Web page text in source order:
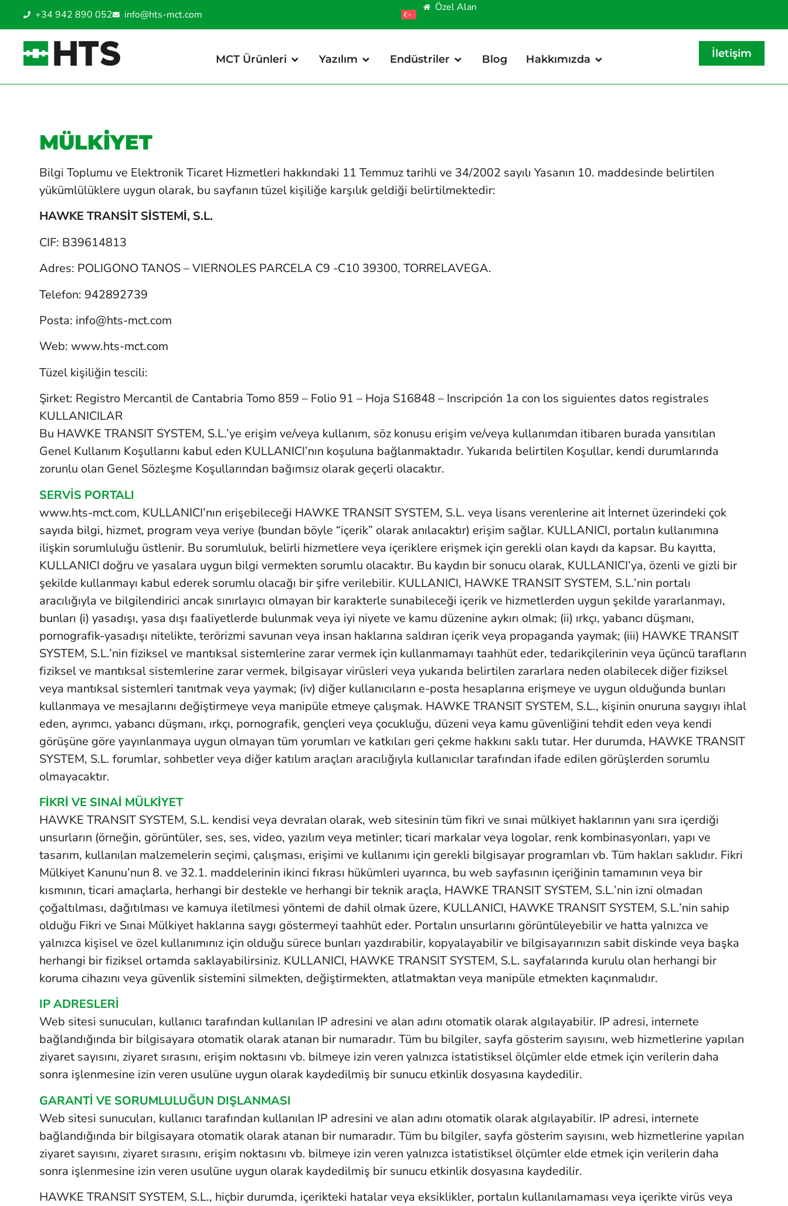
+34 942 890 052 info@hts-mct.com
Özel Alan
MCT Ürünleri Yazılım Endüstriler Blog Hakkımızda İletişim
MÜLKİYET
Bilgi Toplumu ve Elektronik Ticaret Hizmetleri hakkındaki 11 Temmuz tarihli ve 34/2002 sayılı Yasanın 10. maddesinde belirtilen
yükümlülüklere uygun olarak, bu sayfanın tüzel kişiliğe karşılık geldiği belirtilmektedir:
HAWKE TRANSİT SİSTEMİ, S.L.
CIF: B39614813
Adres: POLIGONO TANOS – VIERNOLES PARCELA C9 -C10 39300, TORRELAVEGA.
Telefon: 942892739
Posta: info@hts-mct.com
Web: www.hts-mct.com
Tüzel kişiliğin tescili:
Şirket: Registro Mercantil de Cantabria Tomo 859 – Folio 91 – Hoja S16848 – Inscripción 1a con los siguientes datos registrales
KULLANICILAR
Bu HAWKE TRANSIT SYSTEM, S.L.’ye erişim ve/veya kullanım, söz konusu erişim ve/veya kullanımdan itibaren burada yansıtılan
Genel Kullanım Koşullarını kabul eden KULLANICI’nın koşuluna bağlanmaktadır. Yukarıda belirtilen Koşullar, kendi durumlarında
zorunlu olan Genel Sözleşme Koşullarından bağımsız olarak geçerli olacaktır.
SERVİS PORTALI
www.hts-mct.com, KULLANICI’nın erişebileceği HAWKE TRANSIT SYSTEM, S.L. veya lisans verenlerine ait İnternet üzerindeki çok
sayıda bilgi, hizmet, program veya veriye (bundan böyle “içerik” olarak anılacaktır) erişim sağlar. KULLANICI, portalın kullanımına
ilişkin sorumluluğu üstlenir. Bu sorumluluk, belirli hizmetlere veya içeriklere erişmek için gerekli olan kaydı da kapsar. Bu kayıtta,
KULLANICI doğru ve yasalara uygun bilgi vermekten sorumlu olacaktır. Bu kaydın bir sonucu olarak, KULLANICI’ya, özenli ve gizli bir
şekilde kullanmayı kabul ederek sorumlu olacağı bir şifre verilebilir. KULLANICI, HAWKE TRANSIT SYSTEM, S.L.’nin portalı
aracılığıyla ve bilgilendirici ancak sınırlayıcı olmayan bir karakterle sunabileceği içerik ve hizmetlerden uygun şekilde yararlanmayı,
bunları (i) yasadışı, yasa dışı faaliyetlerde bulunmak veya iyi niyete ve kamu düzenine aykırı olmak; (ii) ırkçı, yabancı düşmanı,
pornografik-yasadışı nitelikte, terörizmi savunan veya insan haklarına saldıran içerik veya propaganda yaymak; (iii) HAWKE TRANSIT
SYSTEM, S.L.’nin fiziksel ve mantıksal sistemlerine zarar vermek için kullanmamayı taahhüt eder, tedarikçilerinin veya üçüncü tarafların
fiziksel ve mantıksal sistemlerine zarar vermek, bilgisayar virüsleri veya yukarıda belirtilen zararlara neden olabilecek diğer fiziksel
veya mantıksal sistemleri tanıtmak veya yaymak; (iv) diğer kullanıcıların e-posta hesaplarına erişmeye ve uygun olduğunda bunları
kullanmaya ve mesajlarını değiştirmeye veya manipüle etmeye çalışmak. HAWKE TRANSIT SYSTEM, S.L., kişinin onuruna saygıyı ihlal
eden, ayrımcı, yabancı düşmanı, ırkçı, pornografik, gençleri veya çocukluğu, düzeni veya kamu güvenliğini tehdit eden veya kendi
görüşüne göre yayınlanmaya uygun olmayan tüm yorumları ve katkıları geri çekme hakkını saklı tutar. Her durumda, HAWKE TRANSIT
SYSTEM, S.L. forumlar, sohbetler veya diğer katılım araçları aracılığıyla kullanıcılar tarafından ifade edilen görüşlerden sorumlu
olmayacaktır.
FİKRİ VE SINAİ MÜLKİYET
HAWKE TRANSIT SYSTEM, S.L. kendisi veya devralan olarak, web sitesinin tüm fikri ve sınai mülkiyet haklarının yanı sıra içerdiği
unsurların (örneğin, görüntüler, ses, ses, video, yazılım veya metinler; ticari markalar veya logolar, renk kombinasyonları, yapı ve
tasarım, kullanılan malzemelerin seçimi, çalışması, erişimi ve kullanımı için gerekli bilgisayar programları vb. Tüm hakları saklıdır. Fikri
Mülkiyet Kanunu’nun 8. ve 32.1. maddelerinin ikinci fıkrası hükümleri uyarınca, bu web sayfasının içeriğinin tamamının veya bir
kısmının, ticari amaçlarla, herhangi bir destekle ve herhangi bir teknik araçla, HAWKE TRANSIT SYSTEM, S.L.’nin izni olmadan
çoğaltılması, dağıtılması ve kamuya iletilmesi yöntemi de dahil olmak üzere, KULLANICI, HAWKE TRANSIT SYSTEM, S.L.’nin sahip
olduğu Fikri ve Sınai Mülkiyet haklarına saygı göstermeyi taahhüt eder. Portalın unsurlarını görüntüleyebilir ve hatta yalnızca ve
yalnızca kişisel ve özel kullanımınız için olduğu sürece bunları yazdırabilir, kopyalayabilir ve bilgisayarınızın sabit diskinde veya başka
herhangi bir fiziksel ortamda saklayabilirsiniz. KULLANICI, HAWKE TRANSIT SYSTEM, S.L. sayfalarında kurulu olan herhangi bir
koruma cihazını veya güvenlik sistemini silmekten, değiştirmekten, atlatmaktan veya manipüle etmekten kaçınmalıdır.
IP ADRESLERİ
Web sitesi sunucuları, kullanıcı tarafından kullanılan IP adresini ve alan adını otomatik olarak algılayabilir. IP adresi, internete
bağlandığında bir bilgisayara otomatik olarak atanan bir numaradır. Tüm bu bilgiler, sayfa gösterim sayısını, web hizmetlerine yapılan
ziyaret sayısını, ziyaret sırasını, erişim noktasını vb. bilmeye izin veren yalnızca istatistiksel ölçümler elde etmek için verilerin daha
sonra işlenmesine izin veren usulüne uygun olarak kaydedilmiş bir sunucu etkinlik dosyasına kaydedilir.
GARANTİ VE SORUMLULUĞUN DIŞLANMASI
Web sitesi sunucuları, kullanıcı tarafından kullanılan IP adresini ve alan adını otomatik olarak algılayabilir. IP adresi, internete
bağlandığında bir bilgisayara otomatik olarak atanan bir numaradır. Tüm bu bilgiler, sayfa gösterim sayısını, web hizmetlerine yapılan
ziyaret sayısını, ziyaret sırasını, erişim noktasını vb. bilmeye izin veren yalnızca istatistiksel ölçümler elde etmek için verilerin daha
sonra işlenmesine izin veren usulüne uygun olarak kaydedilmiş bir sunucu etkinlik dosyasına kaydedilir.
HAWKE TRANSIT SYSTEM, S.L., hiçbir durumda, içerikteki hatalar veya eksiklikler, portalın kullanılamaması veya içerikte virüs veya